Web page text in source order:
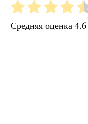
Средняя оценка4.6